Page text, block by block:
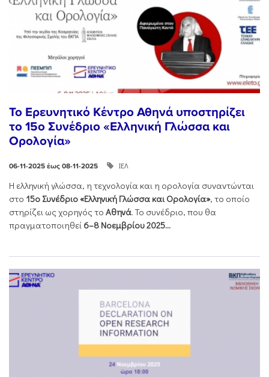
Το Ερευνητικό Κέντρο Αθηνά υποστηρίζει
το 15ο Συνέδριο «Ελληνική Γλώσσα και
Ορολογία»
06-11-2025 έως 08-11-2025 ΙΕΛ
Η ελληνική γλώσσα, η τεχνολογία και η ορολογία συναντώνται
στο 15ο Συνέδριο «Ελληνική Γλώσσα και Ορολογία», το οποίο
στηρίζει ως χορηγός το Αθηνά. Το συνέδριο, που θα
πραγματοποιηθεί 6–8 Νοεμβρίου 2025...